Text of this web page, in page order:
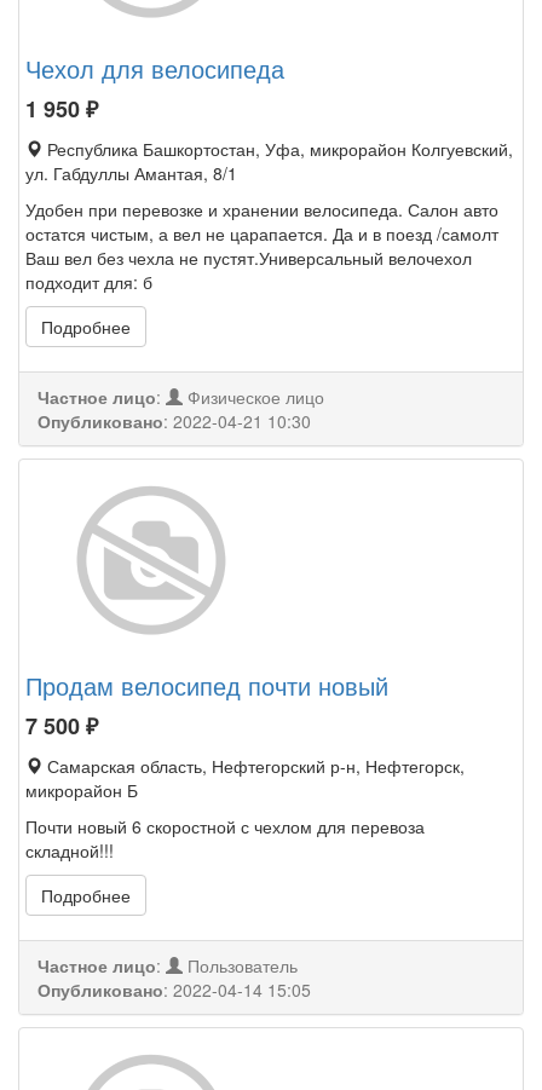
Чехол для велосипеда
1 950₽
Республика Башкортостан, Уфа, микрорайон Колгуевский,
ул. Габдуллы Амантая, 8/1
Удобен при перевозке и хранении велосипеда. Салон авто
остатся чистым, а вел не царапается. Да и в поезд /самолт
Ваш вел без чехла не пустят.Универсальный велочехол
подходит для: б
Подробнее
Частное лицо:
Физическое лицо
Опубликовано: 2022-04-21 10:30
Продам велосипед почти новый
7 500₽
Самарская область, Нефтегорский р-н, Нефтегорск,
микрорайон Б
Почти новый 6 скоростной с чехлом для перевоза
складной!!!
Подробнее
Частное лицо:
Пользователь
Опубликовано: 2022-04-14 15:05